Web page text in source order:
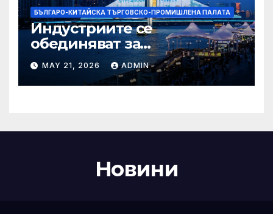
БЪЛГАРО-КИТАЙСКА ТЪРГОВСКО-ПРОМИШЛЕНА ПАЛАТА
Индустриите се
обединяват за
висококачествен растеж на
културния и
туристическия сектор
MAY 21, 2026 ADMIN
Новини